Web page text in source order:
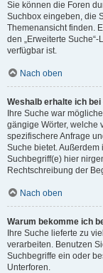
Sie können die Foren
Suchbox eingeben, die
Themenansicht finden.
den „Erweiterte
verfügbar ist.
Nach oben
Weshalb erhalte ich
Ihre Suche war
gängige Wörter, welche
spezifischere Anfrage
Suche bietet.
Suchbegriff(e) hier
Rechtschreibung der
Nach oben
Warum bekomme ich
Ihre Suche lieferte zu
verarbeiten. Benutzen
Suchbegriffe ein oder
Unterforen.